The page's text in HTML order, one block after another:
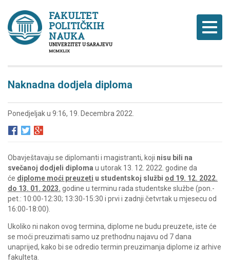
FAKULTET
POLITIČKIH
NAUKA
UNIVERZITET U SARAJEVU
MCMXLIX
Naknadna dodjela diploma
Ponedjeljak u 9:16, 19. Decembra 2022.
Obavještavaju se diplomanti i magistranti, koji nisu bili na
svečanoj dodjeli diploma u utorak 13. 12. 2022. godine da
će diplome moći preuzeti u studentskoj službi od 19. 12. 2022.
do 13. 01. 2023. godine u terminu rada studentske službe (pon.-
pet.: 10:00-12:30; 13:30-15:30 i prvi i zadnji četvrtak u mjesecu od
16:00-18:00).
Ukoliko ni nakon ovog termina, diplome ne budu preuzete, iste će
se moći preuzimati samo uz prethodnu najavu od 7 dana
unaprijed, kako bi se odredio termin preuzimanja diplome iz arhive
fakulteta.